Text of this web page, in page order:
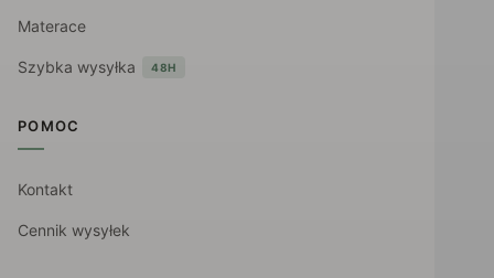
Materace
Szybka wysyłka 48H
POMOC
Kontakt
Cennik wysyłek